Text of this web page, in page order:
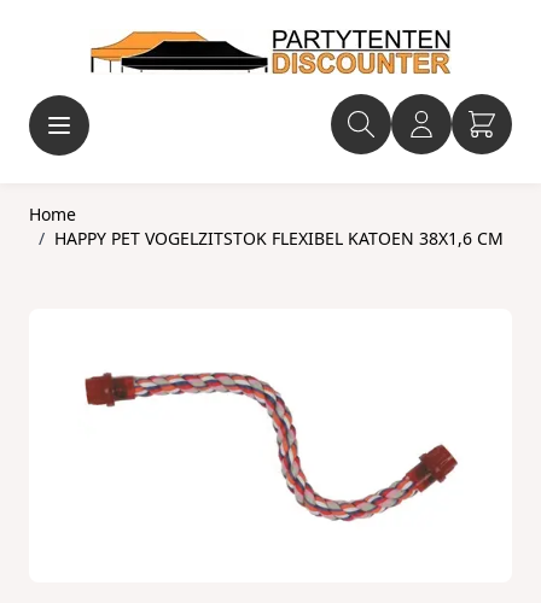
Home
/ HAPPY PET VOGELZITSTOK FLEXIBEL KATOEN 38X1,6 CM